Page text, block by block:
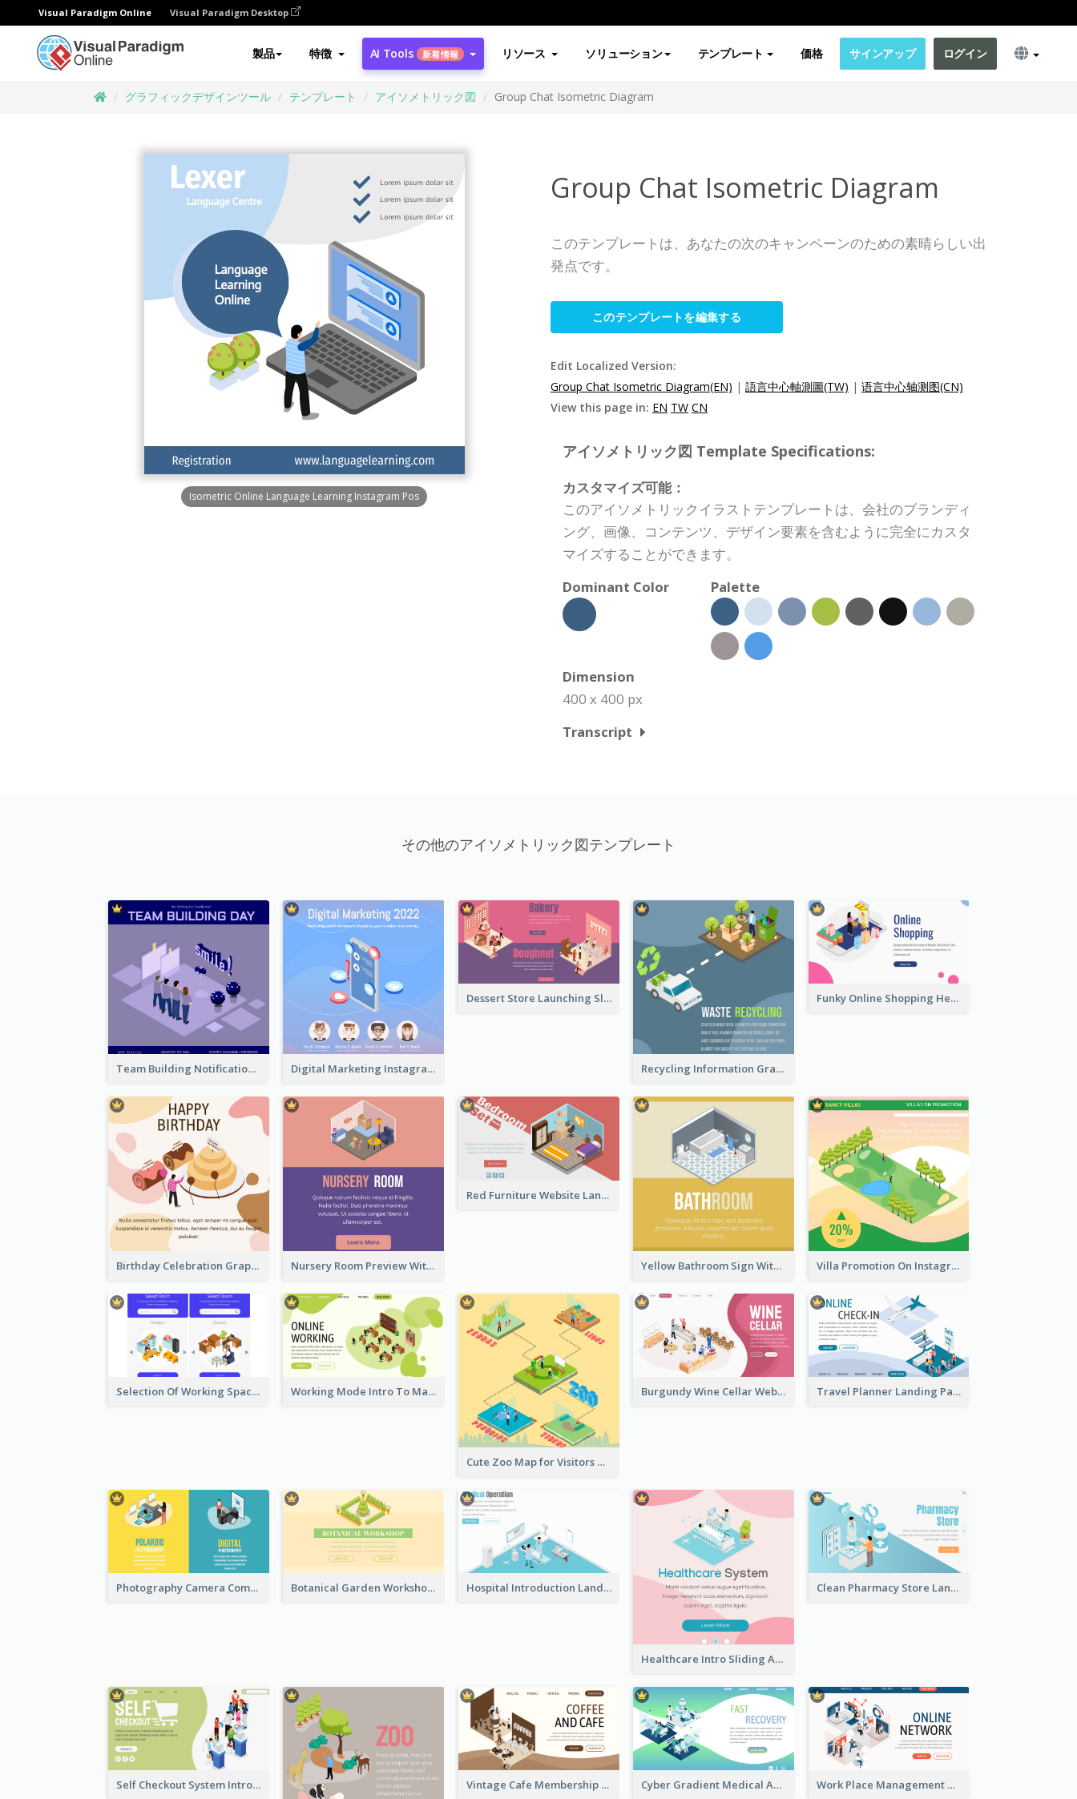
Visual Paradigm Online Visual Paradigm Desktop
製品 特徴 AI Tools 新着情報 リソース ソリューション テンプレート 価格 サインアップ ログイン
グラフィックデザインツール テンプレート アイソメトリック図 Group Chat Isometric Diagram
Isometric Online Language Learning Instagram Pos
Group Chat Isometric Diagram
このテンプレートは、あなたの次のキャンペーンのための素晴らしい出
発点です。
このテンプレートを編集する
Edit Localized Version:
Group Chat Isometric Diagram(EN) | 語言中心軸測圖(TW) | 语言中心轴测图(CN)
View this page in: EN TW CN
アイソメトリック図 Template Specifications:
カスタマイズ可能：
このアイソメトリックイラストテンプレートは、会社のブランディ
ング、画像、コンテンツ、デザイン要素を含むように完全にカスタ
マイズすることができます。
Dominant Color
Palette
Dimension
400 x 400 px
Transcript
その他のアイソメトリック図テンプレート
Team Building Notification Post With Isometric Diagram Digital Marketing Instagram Post With Isometric Graphics
Dessert Store Launching Slide With Isometric Diagram
Recycling Information Graphic With Isometric Diagram
Funky Online Shopping Header With Isometric Diagram
Birthday Celebration Graphic With Cute Isometric Diagram Nursery Room Preview With Isometric Diagram
Red Furniture Website Landing Page With Isometric Diagram
Yellow Bathroom Sign With Isometric Diagram Villa Promotion On Instagram With Isometric Diagram
Selection Of Working Space With Isometric Graphics Working Mode Intro To Management With Isometric Diagram
Cute Zoo Map for Visitors With Isometric Diagram
Burgundy Wine Cellar Website Landing Page Travel Planner Landing Page With Isometric Diagram
Photography Camera Comparison With Isometric Graphics Botanical Garden Workshop Sign In Web Banner Hospital Introduction Landing Page With Isometric Diagram
Healthcare Intro Sliding Application Page
Clean Pharmacy Store Landing Page Isometric Graphics
Self Checkout System Introduction Landing Page Vintage Cafe Membership Registration Page With Isometric Graphics Cyber Gradient Medical Appointment Banner With Isometric Diagram Work Place Management Workshop Landing Page